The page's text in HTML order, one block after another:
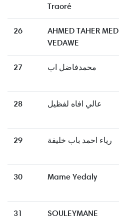
Traoré
26
AHMED TAHER MED
VEDAWE
27 محمدفاضل اب
28 عالي افاه لفظيل
29 رياء احمد باب خليفة
30 Mame Yedaly
31
SOULEYMANE